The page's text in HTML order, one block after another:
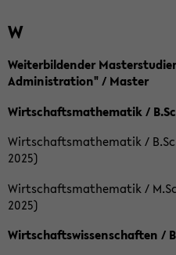
W
Weiterbildender
Administration" / Master
Wirtschaftsmathematik /
Wirtschaftsmathematik /
2025)
Wirtschaftsmathematik /
2025)
Wirtschaftswissenschaften /